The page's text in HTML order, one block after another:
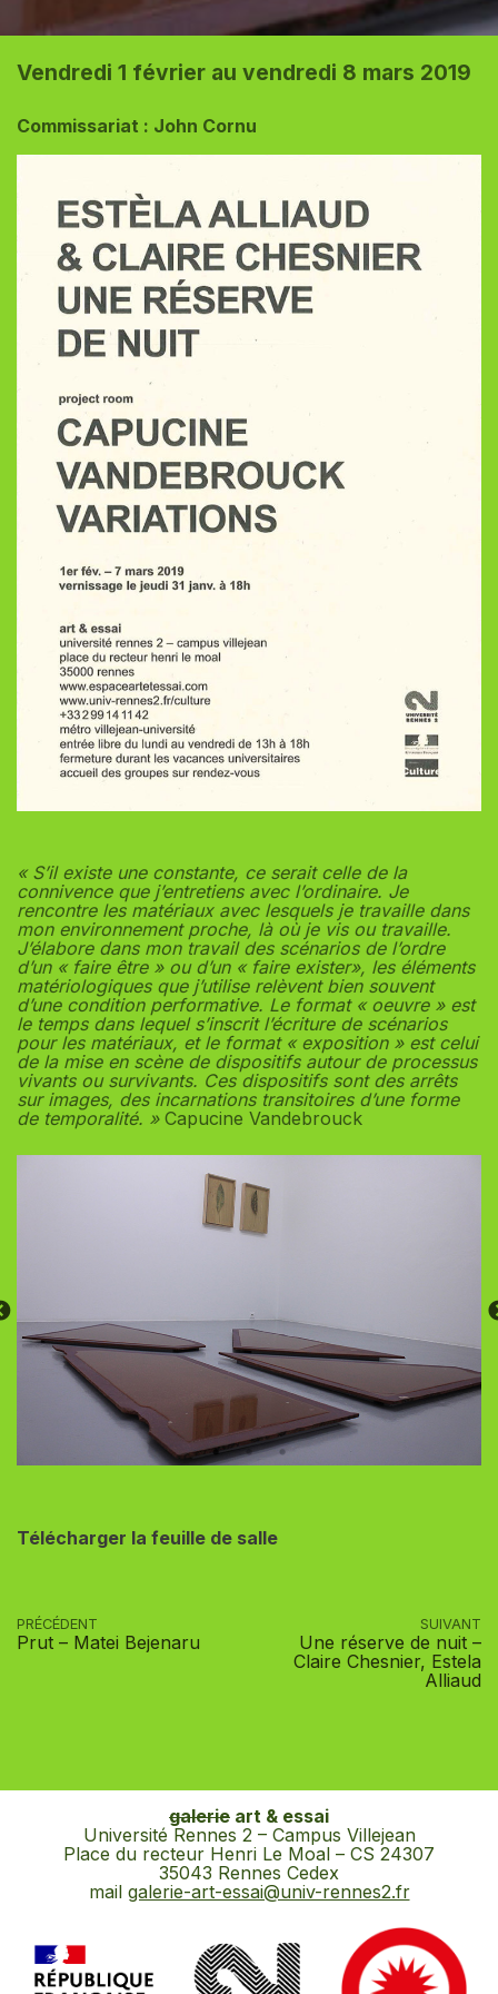
Vendredi 1 février au vendredi 8 mars 2019
Commissariat : John Cornu
« S’il existe une constante, ce serait celle de la
connivence que j’entretiens avec l’ordinaire. Je
rencontre les matériaux avec lesquels je travaille dans
mon environnement proche, là où je vis ou travaille.
J’élabore dans mon travail des scénarios de l’ordre
d’un « faire être » ou d’un « faire exister», les éléments
matériologiques que j’utilise relèvent bien souvent
d’une condition performative. Le format « oeuvre » est
le temps dans lequel s’inscrit l’écriture de scénarios
pour les matériaux, et le format « exposition » est celui
de la mise en scène de dispositifs autour de processus
vivants ou survivants. Ces dispositifs sont des arrêts
sur images, des incarnations transitoires d’une forme
de temporalité. »Capucine Vandebrouck
Télécharger la feuille de salle
PRÉCÉDENT
Prut – Matei Bejenaru
SUIVANT
Une réserve de nuit –
Claire Chesnier, Estela
Alliaud
galerie art & essai
Université Rennes 2 – Campus Villejean
Place du recteur Henri Le Moal – CS 24307
35043 Rennes Cedex
mail galerie-art-essai@univ-rennes2.fr